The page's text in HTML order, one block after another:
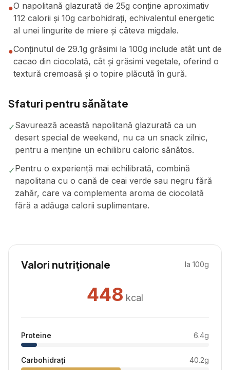
●O napolitană glazurată de 25g conține aproximativ
112 calorii și 10g carbohidrați, echivalentul energetic
al unei lingurite de miere și câteva migdale.
●Conținutul de 29.1g grăsimi la 100g include atât unt de
cacao din ciocolată, cât și grăsimi vegetale, oferind o
textură cremoasă și o topire plăcută în gură.
Sfaturi pentru sănătate
✓Savurează această napolitană glazurată ca un
desert special de weekend, nu ca un snack zilnic,
pentru a menține un echilibru caloric sănătos.
✓Pentru o experiență mai echilibrată, combină
napolitana cu o cană de ceai verde sau negru fără
zahăr, care va complementa aroma de ciocolată
fără a adăuga calorii suplimentare.
Valori nutriționale la 100g
448 kcal
Proteine 6.4g
Carbohidrați 40.2g